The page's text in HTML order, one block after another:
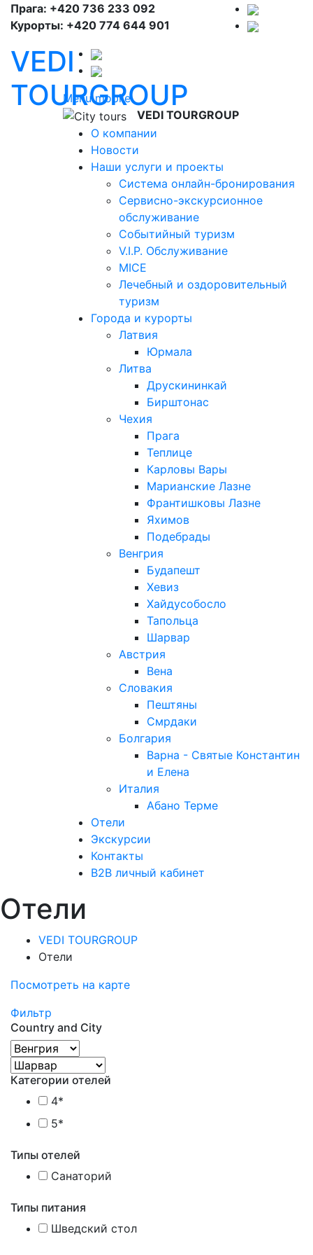
Прага: +420 736 233 092
Курорты: +420 774 644 901
VEDI
TOURGROUP
Menu mobile
VEDI TOURGROUP
О компании
Новости
Наши услуги и проекты
Система онлайн-бронирования
Сервисно-экскурсионное
обслуживание
Событийный туризм
V.I.P. Обслуживание
MICE
Лечебный и оздоровительный
туризм
Города и курорты
Латвия
Юрмала
Литва
Друскининкай
Бирштонас
Чехия
Прага
Теплице
Карловы Вары
Марианские Лазне
Франтишковы Лазне
Яхимов
Подебрады
Венгрия
Будапешт
Хевиз
Хайдусобосло
Тапольца
Шарвар
Австрия
Вена
Словакия
Пештяны
Смрдаки
Болгария
Варна - Святые Константин
и Елена
Италия
Абано Терме
Отели
Экскурсии
Контакты
B2B личный кабинет
Отели
VEDI TOURGROUP
Отели
Посмотреть на карте
Фильтр
Country and City
Категории отелей
4*
5*
Типы отелей
Санаторий
Типы питания
Шведский стол